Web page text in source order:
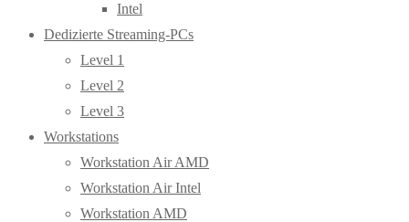
Intel
Dedizierte Streaming-PCs
Level 1
Level 2
Level 3
Workstations
Workstation Air AMD
Workstation Air Intel
Workstation AMD